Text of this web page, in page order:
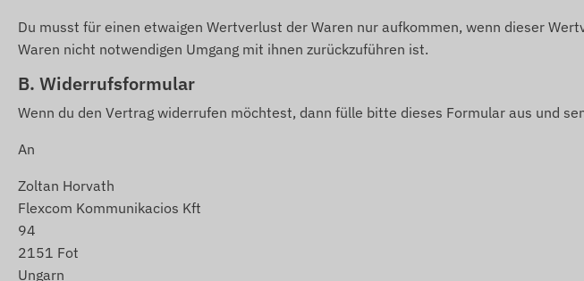
Du musst für einen etwaigen Wertverlust der Waren nur aufkommen, wenn dieser
Waren nicht notwendigen Umgang mit ihnen zurückzuführen ist.
B. Widerrufsformular
Wenn du den Vertrag widerrufen möchtest, dann fülle bitte dieses Formular aus und
An
Zoltan Horvath
Flexcom Kommunikacios Kft
94
2151 Fot
Ungarn